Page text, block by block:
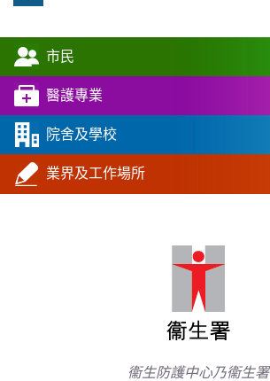
市民
醫護專業
院舍及學校
業界及工作場所
衞生防護中心乃衞生署